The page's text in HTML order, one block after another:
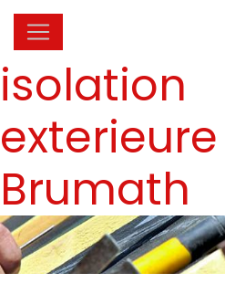
isolation
exterieure
Brumath
Panneau de gestion des cookies